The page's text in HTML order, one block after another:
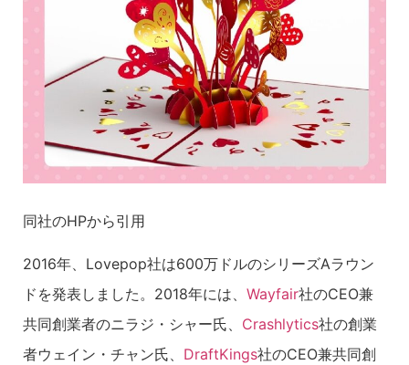
同社のHPから引用
2016年、Lovepop社は600万ドルのシリーズAラウン
ドを発表しました。2018年には、 Wayfair社のCEO兼
共同創業者のニラジ・シャー氏、 Crashlytics社の創業
者ウェイン・チャン氏、 DraftKings社のCEO兼共同創